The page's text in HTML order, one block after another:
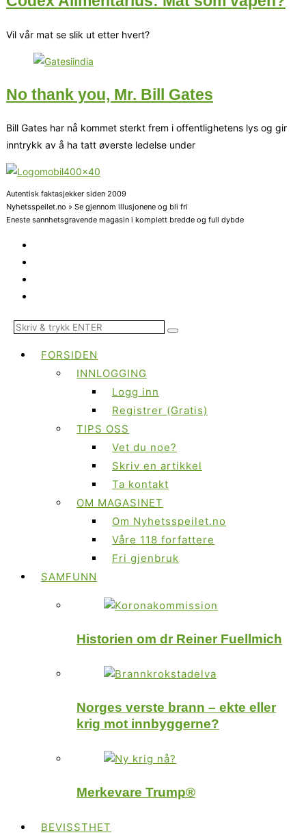
Vil vår mat se slik ut etter hvert?
No thank you, Mr. Bill Gates
Bill Gates har nå kommet sterkt frem i offentlighetens lys og gir
inntrykk av å ha tatt øverste ledelse under
Autentisk faktasjekker siden 2009
Nyhetsspeilet.no » Se gjennom illusjonene og bli fri
Eneste sannhetsgravende magasin i komplett bredde og full dybde
FORSIDEN
INNLOGGING
Logg inn
Registrer (Gratis)
TIPS OSS
Vet du noe?
Skriv en artikkel
Ta kontakt
OM MAGASINET
Om Nyhetsspeilet.no
Våre 118 forfattere
Fri gjenbruk
SAMFUNN
Historien om dr Reiner Fuellmich
Norges verste brann – ekte eller
krig mot innbyggerne?
Merkevare Trump®
BEVISSTHET